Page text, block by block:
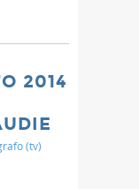
2014
(tv)